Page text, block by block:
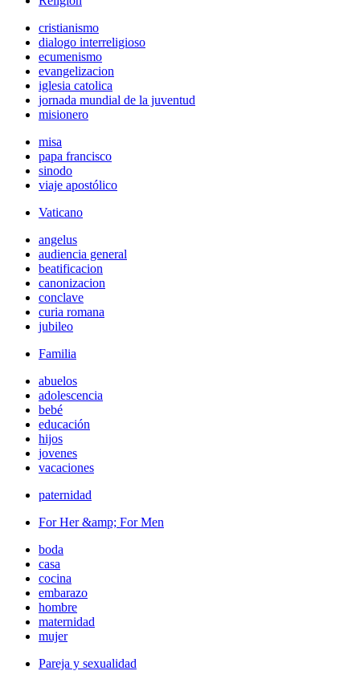
cristianismo
dialogo interreligioso
ecumenismo
evangelizacion
iglesia catolica
jornada mundial de la juventud
misionero
misa
papa francisco
sinodo
viaje apostólico
Vaticano
angelus
audiencia general
beatificacion
canonizacion
conclave
curia romana
jubileo
Familia
abuelos
adolescencia
bebé
educación
hijos
jovenes
vacaciones
paternidad
For Her &amp; For Men
boda
casa
cocina
embarazo
hombre
maternidad
mujer
Pareja y sexualidad